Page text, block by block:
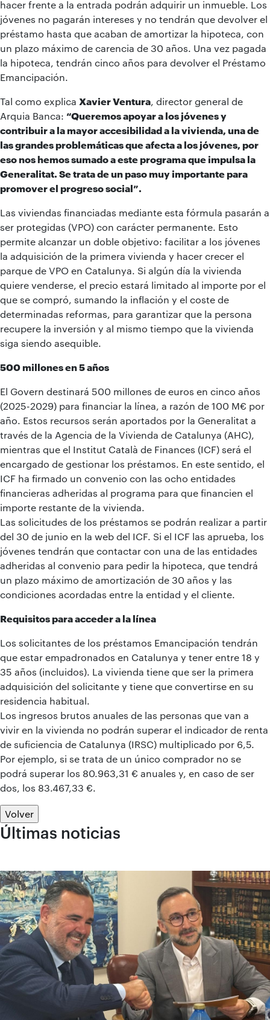
hacer frente a la entrada podrán adquirir un inmueble. Los
jóvenes no pagarán intereses y no tendrán que devolver el
préstamo hasta que acaban de amortizar la hipoteca, con
un plazo máximo de carencia de 30 años. Una vez pagada
la hipoteca, tendrán cinco años para devolver el Préstamo
Emancipación.
Tal como explica Xavier Ventura , director general de
Arquia Banca: “Queremos apoyar a los jóvenes y
contribuir a la mayor accesibilidad a la vivienda, una de
las grandes problemáticas que afecta a los jóvenes, por
eso nos hemos sumado a este programa que impulsa la
Generalitat. Se trata de un paso muy importante para
promover el progreso social”.
Las viviendas financiadas mediante esta fórmula pasarán a
ser protegidas (VPO) con carácter permanente. Esto
permite alcanzar un doble objetivo: facilitar a los jóvenes
la adquisición de la primera vivienda y hacer crecer el
parque de VPO en Catalunya. Si algún día la vivienda
quiere venderse, el precio estará limitado al importe por el
que se compró, sumando la inflación y el coste de
determinadas reformas, para garantizar que la persona
recupere la inversión y al mismo tiempo que la vivienda
siga siendo asequible.
500 millones en 5 años
El Govern destinará 500 millones de euros en cinco años
(2025-2029) para financiar la línea, a razón de 100 M€ por
año. Estos recursos serán aportados por la Generalitat a
través de la Agencia de la Vivienda de Catalunya (AHC),
mientras que el Institut Català de Finances (ICF) será el
encargado de gestionar los préstamos. En este sentido, el
ICF ha firmado un convenio con las ocho entidades
financieras adheridas al programa para que financien el
importe restante de la vivienda.
Las solicitudes de los préstamos se podrán realizar a partir
del 30 de junio en la web del ICF. Si el ICF las aprueba, los
jóvenes tendrán que contactar con una de las entidades
adheridas al convenio para pedir la hipoteca, que tendrá
un plazo máximo de amortización de 30 años y las
condiciones acordadas entre la entidad y el cliente.
Requisitos para acceder a la línea
Los solicitantes de los préstamos Emancipación tendrán
que estar empadronados en Catalunya y tener entre 18 y
35 años (incluidos). La vivienda tiene que ser la primera
adquisición del solicitante y tiene que convertirse en su
residencia habitual.
Los ingresos brutos anuales de las personas que van a
vivir en la vivienda no podrán superar el indicador de renta
de suficiencia de Catalunya (IRSC) multiplicado por 6,5.
Por ejemplo, si se trata de un único comprador no se
podrá superar los 80.963,31 € anuales y, en caso de ser
dos, los 83.467,33 €.
Volver
Últimas noticias